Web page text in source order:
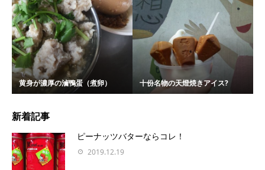
黄身が濃厚の滷鴨蛋（煮卵） 十份名物の天燈焼きアイス?
新着記事
ピーナッツバターならコレ！
2019.12.19